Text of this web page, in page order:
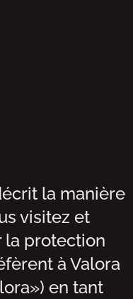
la manière
visitez et
la protection
à Valora
en tant